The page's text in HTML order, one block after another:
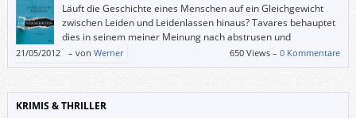
Läuft die Geschichte eines Menschen auf ein Gleichgewicht
zwischen Leiden und Leidenlassen hinaus? Tavares behauptet
dies in seinem meiner Meinung nach abstrusen und
verkrampften Roman.
21/05/2012 – von Werner 650 Views –0 Kommentare
KRIMIS & THRILLER